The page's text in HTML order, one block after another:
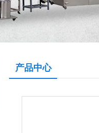
产品中心